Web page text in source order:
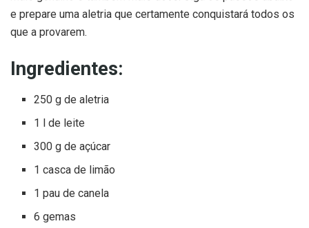
e prepare uma aletria que certamente conquistará todos os
que a provarem.
Ingredientes:
250 g de aletria
1 l de leite
300 g de açúcar
1 casca de limão
1 pau de canela
6 gemas